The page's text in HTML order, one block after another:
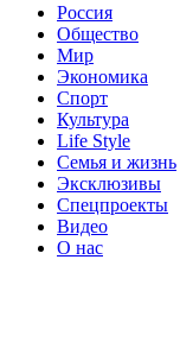
Россия
Общество
Мир
Экономика
Спорт
Культура
Life Style
Семья и жизнь
Эксклюзивы
Спецпроекты
Видео
О нас